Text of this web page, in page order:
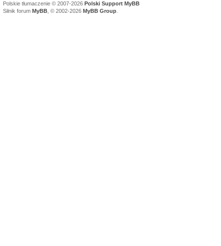
Polskie tłumaczenie © 2007-2026 Polski Support MyBB
Silnik forum MyBB , © 2002-2026 MyBB Group